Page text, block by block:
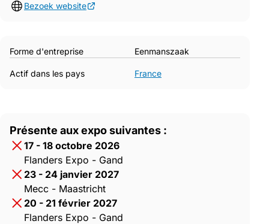
Bezoek website
Forme d'entreprise Eenmanszaak
Actif dans les pays France
Présente aux expo suivantes :
17 - 18 octobre 2026
Flanders Expo - Gand
23 - 24 janvier 2027
Mecc - Maastricht
20 - 21 février 2027
Flanders Expo - Gand